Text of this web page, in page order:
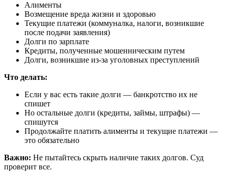
Алименты
Возмещение вреда жизни и здоровью
Текущие платежи (коммуналка, налоги, возникшие
после подачи заявления)
Долги по зарплате
Кредиты, полученные мошенническим путем
Долги, возникшие из-за уголовных преступлений
Что делать:
Если у вас есть такие долги — банкротство их не
спишет
Но остальные долги (кредиты, займы, штрафы) —
спишутся
Продолжайте платить алименты и текущие платежи —
это обязательно
Важно: Не пытайтесь скрыть наличие таких долгов. Суд
проверит все.